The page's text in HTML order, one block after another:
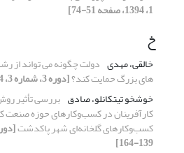
1، 1394، صفحه 51-74]
خ
خالقی، مهدی دولت چگونه می تواند از
های بزرگ حمایت کند؟[دوره 3، شماره 3، 1394، صفحه 9-26]
خوشخو تیتکانلو، صادق بررسی تأثیر
کارآفرینان در کسب‌و‌کارهای حوزه صنعت
کسب‌و‌کارهای گلخانه‌ای شهر پاکدشت
139-164]